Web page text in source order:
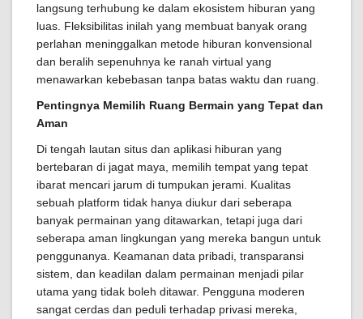
langsung terhubung ke dalam ekosistem hiburan yang
luas. Fleksibilitas inilah yang membuat banyak orang
perlahan meninggalkan metode hiburan konvensional
dan beralih sepenuhnya ke ranah virtual yang
menawarkan kebebasan tanpa batas waktu dan ruang.
Pentingnya Memilih Ruang Bermain yang Tepat dan
Aman
Di tengah lautan situs dan aplikasi hiburan yang
bertebaran di jagat maya, memilih tempat yang tepat
ibarat mencari jarum di tumpukan jerami. Kualitas
sebuah platform tidak hanya diukur dari seberapa
banyak permainan yang ditawarkan, tetapi juga dari
seberapa aman lingkungan yang mereka bangun untuk
penggunanya. Keamanan data pribadi, transparansi
sistem, dan keadilan dalam permainan menjadi pilar
utama yang tidak boleh ditawar. Pengguna moderen
sangat cerdas dan peduli terhadap privasi mereka,